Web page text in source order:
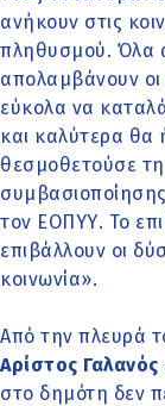
ανήκουν στις
πληθυσμού. Όλα
απολαμβάνουν
εύκολα να
και καλύτερα θα
θεσμοθετούσε
τον ΕΟΠΥΥ. Το
επιβάλλουν οι
κοινωνία».
Από την πλευρά
Αρίστος Γαλανός
στο δημότη δεν